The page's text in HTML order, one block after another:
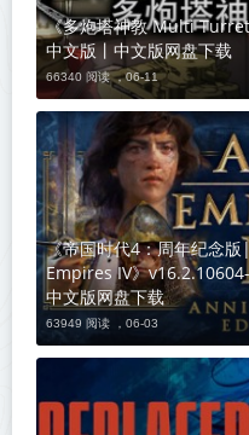
《多炮塔神教 Multi
中文版丨中文版网盘下载
66340 阅读 ，06-11
《帝国时代4：周年纪念
Empires IV》
中文版网盘下载
63949 阅读 ， 06-03